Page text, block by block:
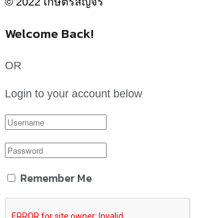
Welcome Back!
OR
Login to your account below
Remember Me